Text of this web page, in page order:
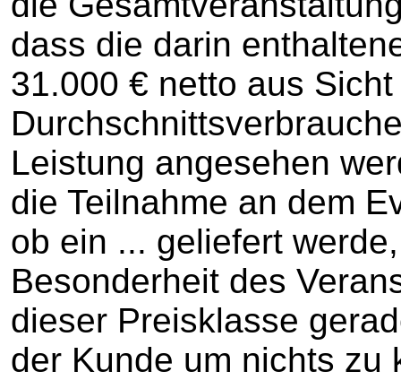
dass die darin
31.000 € netto aus
Leistung angesehen
die Teilnahme an dem
ob ein ... geliefert
Besonderheit des
dieser Preisklasse
der Kunde um nichts zu